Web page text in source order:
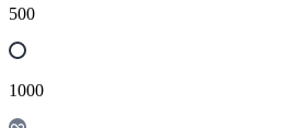
500
1000